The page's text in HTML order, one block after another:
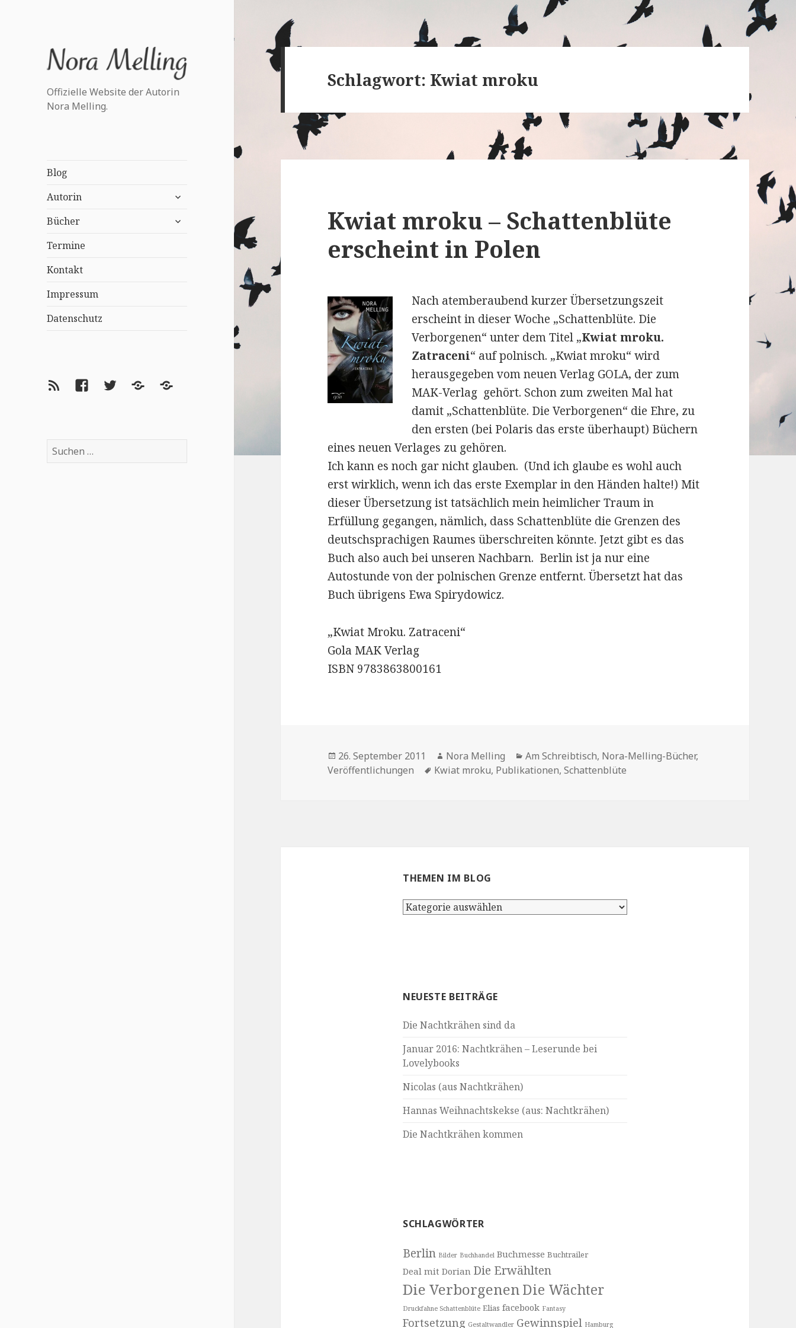
Offizielle Website der Autorin
Nora Melling.
Blog
Autorin
untermenü
Bücher
untermenü
Termine
Kontakt
Impressum
Datenschutz
Feed FacebookTwitterLovelybooks
goodreads
Suchen
Schlagwort: Kwiat mroku
Kwiat mroku – Schattenblüte
erscheint in Polen
Nach atemberaubend kurzer Übersetzungszeit
erscheint in dieser Woche „Schattenblüte. Die
Verborgenen“ unter dem Titel „Kwiat mroku.
Zatraceni“ auf polnisch. „Kwiat mroku“ wird
herausgegeben vom neuen Verlag GOLA, der zum
MAK-Verlag gehört. Schon zum zweiten Mal hat
damit „Schattenblüte. Die Verborgenen“ die Ehre, zu
den ersten (bei Polaris das erste überhaupt) Büchern
eines neuen Verlages zu gehören.
Ich kann es noch gar nicht glauben. (Und ich glaube es wohl auch
erst wirklich, wenn ich das erste Exemplar in den Händen halte!) Mit
dieser Übersetzung ist tatsächlich mein heimlicher Traum in
Erfüllung gegangen, nämlich, dass Schattenblüte die Grenzen des
deutschsprachigen Raumes überschreiten könnte. Jetzt gibt es das
Buch also auch bei unseren Nachbarn. Berlin ist ja nur eine
Autostunde von der polnischen Grenze entfernt. Übersetzt hat das
Buch übrigens Ewa Spirydowicz.
„Kwiat Mroku. Zatraceni“
Gola MAK Verlag
ISBN 9783863800161
Veröffentlicht
am
26. September 2011 Autor
Nora Melling Kategorien
Am Schreibtisch, Nora-Melling-Bücher,
Veröffentlichungen
Schlagwörter
Kwiat mroku, Publikationen,Schattenblüte
THEMEN IM BLOG
Themen
NEUESTE BEITRÄGE
Die Nachtkrähen sind da
Januar 2016: Nachtkrähen – Leserunde bei
Lovelybooks
Nicolas (aus Nachtkrähen)
Hannas Weihnachtskekse (aus: Nachtkrähen)
Die Nachtkrähen kommen
SCHLAGWÖRTER
Berlin Bilder Buchhandel Buchmesse Buchtrailer
Deal mit Dorian Die Erwählten
Die VerborgenenDie Wächter
Druckfahne Schattenblüte Elias facebook Fantasy
Fortsetzung Gestaltwandler Gewinnspiel Hamburg